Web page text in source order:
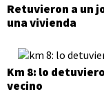
Retuvieron a un
una vivienda
Km 8: lo
vecino